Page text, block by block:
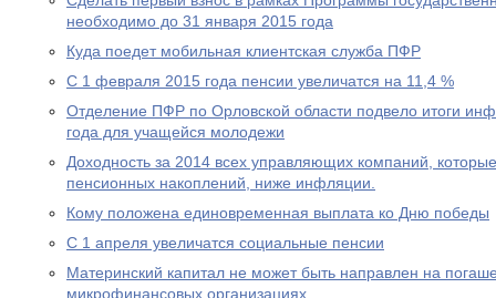
необходимо до 31 января 2015 года
Куда поедет мобильная клиентская служба ПФР
С 1 февраля 2015 года пенсии увеличатся на 11,4 %
Отделение ПФР по Орловской области подвело итоги
года для учащейся молодежи
Доходность за 2014 всех управляющих компаний,
пенсионных накоплений, ниже инфляции.
Кому положена единовременная выплата ко Дню победы
С 1 апреля увеличатся социальные пенсии
Материнский капитал не может быть направлен на
микрофинансовых организациях